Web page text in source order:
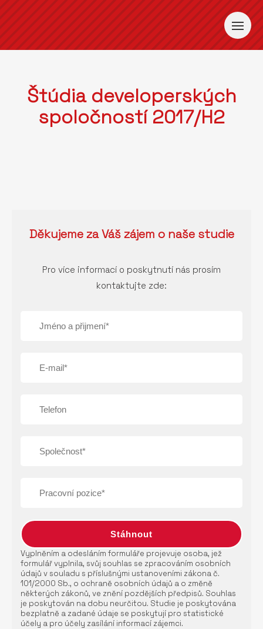
Štúdia developerských
spoločností 2017/H2
Děkujeme za Váš zájem o naše studie
Pro více informací o poskytnutí nás prosím
kontaktujte zde:
Vyplněním a odesláním formuláře projevuje osoba, jež
formulář vyplnila, svůj souhlas se zpracováním osobních
údajů v souladu s příslušnými ustanoveními zákona č.
101/2000 Sb., o ochraně osobních údajů a o změně
některých zákonů, ve znění pozdějších předpisů. Souhlas
je poskytován na dobu neurčitou. Studie je poskytována
bezplatně a zadané údaje se poskytují pro statistické
účely a pro účely zasílání informací zájemci.